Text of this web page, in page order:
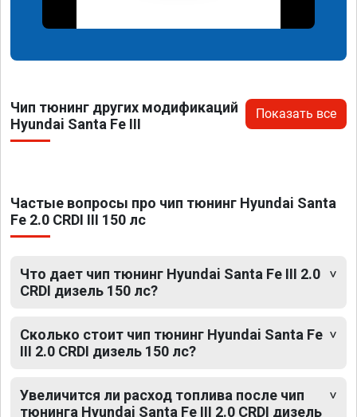
Чип тюнинг других модификаций
Hyundai Santa Fe III
Показать все
Частые вопросы про чип тюнинг Hyundai Santa
Fe 2.0 CRDI III 150 лс
Что дает чип тюнинг Hyundai Santa Fe III 2.0
CRDI дизель 150 лс?
Сколько стоит чип тюнинг Hyundai Santa Fe
III 2.0 CRDI дизель 150 лс?
Увеличится ли расход топлива после чип
тюнинга Hyundai Santa Fe III 2.0 CRDI дизель